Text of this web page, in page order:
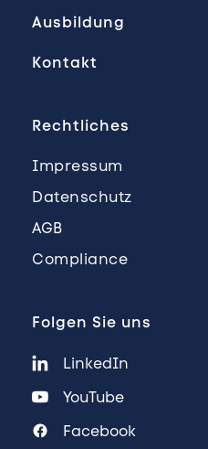
Ausbildung
Kontakt
Rechtliches
Impressum
Datenschutz
AGB
Compliance
Folgen Sie uns
LinkedIn
YouTube
Facebook